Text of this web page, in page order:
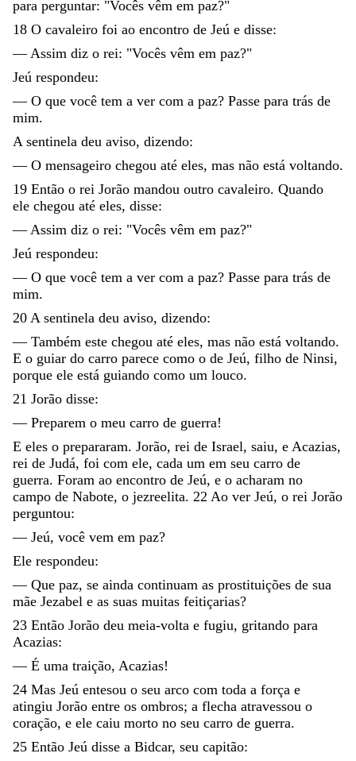
para perguntar: "Vocês vêm em paz?"
18 O cavaleiro foi ao encontro de Jeú e disse:
— Assim diz o rei: "Vocês vêm em paz?"
Jeú respondeu:
— O que você tem a ver com a paz? Passe para trás de
mim.
A sentinela deu aviso, dizendo:
— O mensageiro chegou até eles, mas não está voltando.
19 Então o rei Jorão mandou outro cavaleiro. Quando
ele chegou até eles, disse:
— Assim diz o rei: "Vocês vêm em paz?"
Jeú respondeu:
— O que você tem a ver com a paz? Passe para trás de
mim.
20 A sentinela deu aviso, dizendo:
— Também este chegou até eles, mas não está voltando.
E o guiar do carro parece como o de Jeú, filho de Ninsi,
porque ele está guiando como um louco.
21 Jorão disse:
— Preparem o meu carro de guerra!
E eles o prepararam. Jorão, rei de Israel, saiu, e Acazias,
rei de Judá, foi com ele, cada um em seu carro de
guerra. Foram ao encontro de Jeú, e o acharam no
campo de Nabote, o jezreelita. 22 Ao ver Jeú, o rei Jorão
perguntou:
— Jeú, você vem em paz?
Ele respondeu:
— Que paz, se ainda continuam as prostituições de sua
mãe Jezabel e as suas muitas feitiçarias?
23 Então Jorão deu meia-volta e fugiu, gritando para
Acazias:
— É uma traição, Acazias!
24 Mas Jeú entesou o seu arco com toda a força e
atingiu Jorão entre os ombros; a flecha atravessou o
coração, e ele caiu morto no seu carro de guerra.
25 Então Jeú disse a Bidcar, seu capitão: